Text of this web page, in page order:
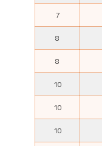
7
8
8
10
10
10